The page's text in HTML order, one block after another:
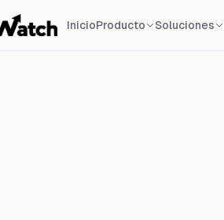
InicioProducto Soluciones